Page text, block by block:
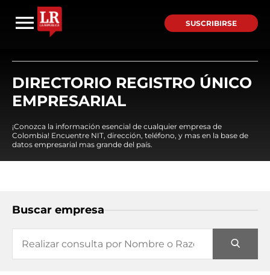
SUSCRIBIRSE
DIRECTORIO REGISTRO ÚNICO
EMPRESARIAL
¡Conozca la información esencial de cualquier empresa de
Colombia! Encuentre NIT, dirección, teléfono, y mas en la base de
datos empresarial mas grande del país.
Buscar empresa